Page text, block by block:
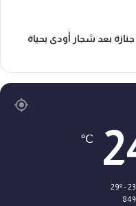
بعد شجار أودى بحياة
℃